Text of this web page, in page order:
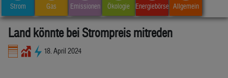
Strom Gas Emissionen Ökologie Energiebörse Allgemein
Land könnte bei Strompreis mitreden
18. April 2024